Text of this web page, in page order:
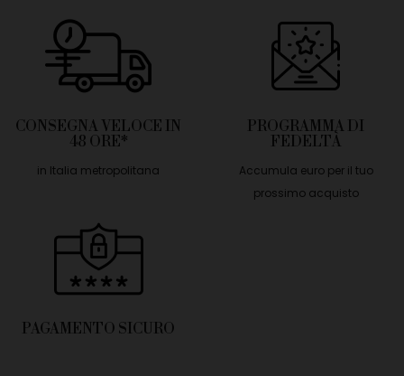
CONSEGNA VELOCE IN
48 ORE*
in Italia metropolitana
PROGRAMMA DI
FEDELTÀ
Accumula euro per il tuo
prossimo acquisto
PAGAMENTO SICURO